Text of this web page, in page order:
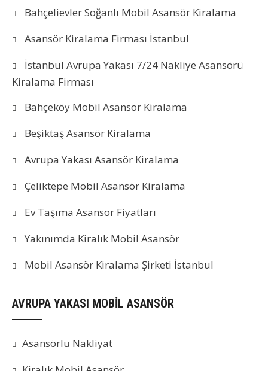
Bahçelievler Soğanlı Mobil Asansör Kiralama
Asansör Kiralama Firması İstanbul
İstanbul Avrupa Yakası 7/24 Nakliye Asansörü
Kiralama Firması
Bahçeköy Mobil Asansör Kiralama
Beşiktaş Asansör Kiralama
Avrupa Yakası Asansör Kiralama
Çeliktepe Mobil Asansör Kiralama
Ev Taşıma Asansör Fiyatları
Yakınımda Kiralık Mobil Asansör
Mobil Asansör Kiralama Şirketi İstanbul
AVRUPA YAKASI MOBİL ASANSÖR
Asansörlü Nakliyat